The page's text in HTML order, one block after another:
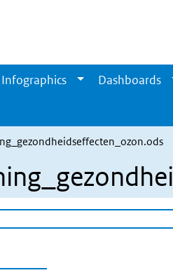
Infographics Dashboards